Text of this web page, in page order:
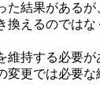
た結果があるが
換えるのでは
維持する必要が
変更では必要